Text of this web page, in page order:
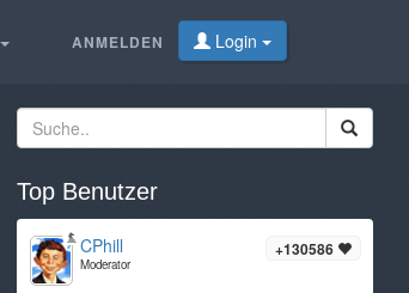
ANMELDEN Login
Top Benutzer
+130586
CPhill
Moderator